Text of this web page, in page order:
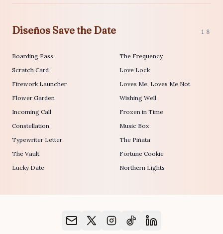
Diseños Save the Date 18
Boarding Pass
Scratch Card
Firework Launcher
Flower Garden
Incoming Call
Constellation
Typewriter Letter
The Vault
Lucky Date
The Frequency
Love Lock
Loves Me, Loves Me Not
Wishing Well
Frozen in Time
Music Box
The Piñata
Fortune Cookie
Northern Lights